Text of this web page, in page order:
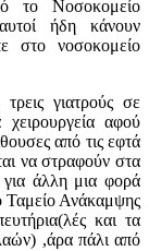
το Νοσοκομείο
ήδη κάνουν
στο νοσοκομείο
τρεις γιατρούς σε
αφού
από τις εφτά
να στραφούν στα
για άλλη μια φορά
Ταμείο Ανάκαμψης
και τα
,άρα πάλι από